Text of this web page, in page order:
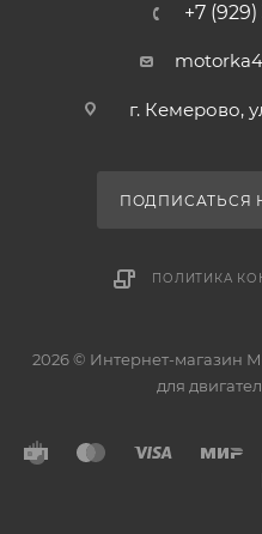
+7
г. Кемерово,
ПОДПИСАТЬСЯ
ПОЛИТИКА
2026 © Интернет-магазин
для